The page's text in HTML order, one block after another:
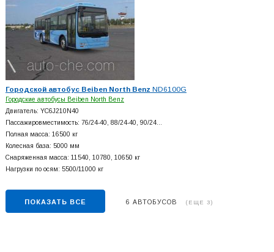
Городской автобус Beiben North Benz ND6100G
Городские автобусы Beiben North Benz
Двигатель: YC6J210N40
Пассажировместимость: 76/24-40, 88/24-40, 90/24…
Полная масса: 16500 кг
Колесная база: 5000 мм
Снаряженная масса: 11540, 10780, 10650 кг
Нагрузки по осям: 5500/11000 кг
ПОКАЗАТЬ ВСЕ 6 АВТОБУСОВ (ЕЩЕ 3)